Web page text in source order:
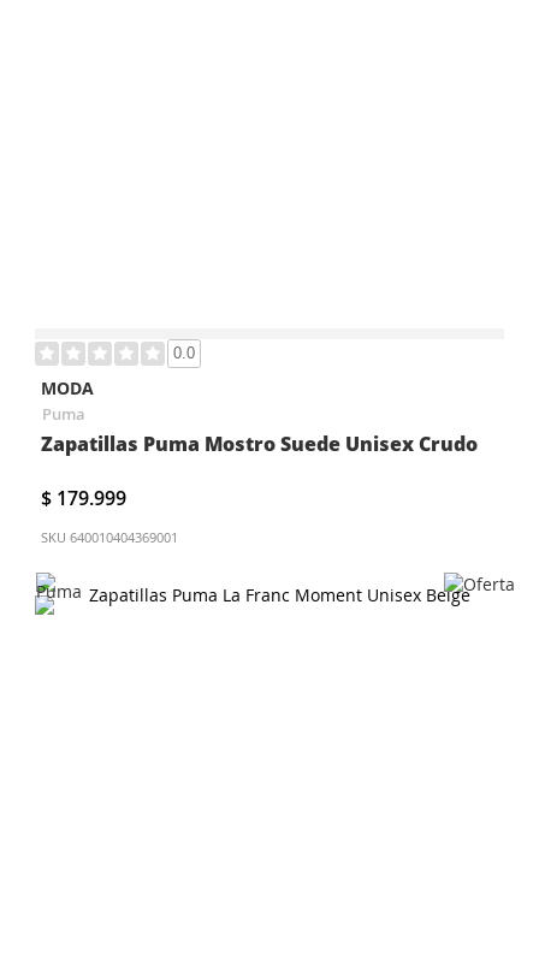
0.0
MODA
Puma
Zapatillas Puma Mostro Suede Unisex Crudo
$ 179.999
SKU 640010404369001